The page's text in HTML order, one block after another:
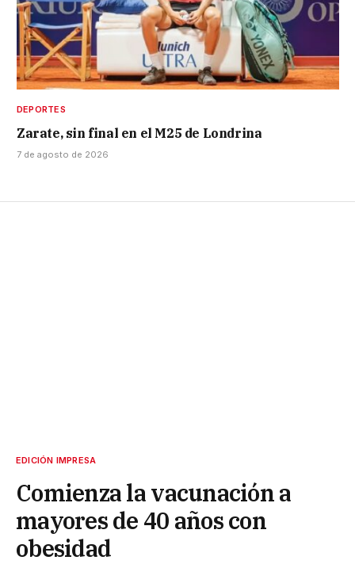
DEPORTES
Zarate, sin final en el M25 de Londrina
7 de agosto de 2026
EDICIÓN IMPRESA
Comienza la vacunación a
mayores de 40 años con
obesidad